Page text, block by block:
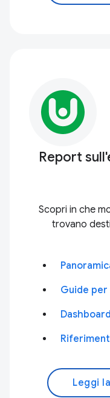
Report
Scopri in che
trovano
Guide
Dashboard
Leggi